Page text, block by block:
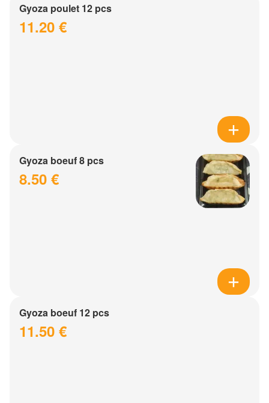
Gyoza poulet 12 pcs
11.20 €
Gyoza boeuf 8 pcs
8.50 €
Gyoza boeuf 12 pcs
11.50 €